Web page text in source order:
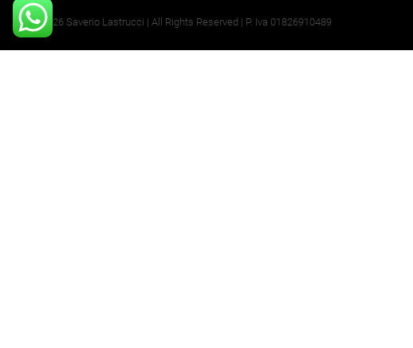
©2026 Saverio Lastrucci | All Rights Reserved | P. Iva 01826910489